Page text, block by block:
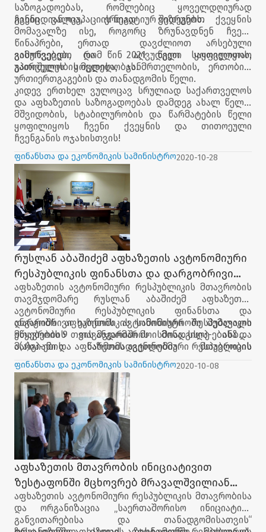
საზოგადოებას, რომლებიც ყოველდღიურად
განიცდიან ოკუპაციის ნეგატიურ შედეგებს.
ჩვენი ვალია, ერთად ვიზრუნოთ ქვეყნის
მომავალზე ისე, როგორც ზრუნავდნენ ჩვენი
წინაპრები, ერთად დავძლიოთ არსებული
გამოწვევები და წინ აღვუდგეთ საყოველთაო
გათიშულობის მცდელობას.
ვისურვებდი, რომ 2021 წელი ყოფილიყოს,
უპირველეს ყოვლისა, ჯანმრთელობის, ერთობის,
ურთიერთგაგების და თანადგომის წელი.
კიდევ ერთხელ ვულოცავ სრულიად საქართველოს
და აფხაზეთის საზოგადოებას დამდეგ ახალ წელს.
მშვიდობის, სტაბილურობის და წარმატების წელი
ყოფილიყოს ჩვენი ქვეყნის და თითოეული
ჩვენგანის ოჯახისთვის!
ფინანსთა და ეკონომიკის სამინისტრო2020-10-28
რუსლან აბაშიძემ აფხაზეთის ავტონომიური
რესპუბლიკის ფინანსთა და დარგობრივი
ეკონომიკის სამინისტროში შემავალი
უწყებების 9 თვის ანგარიში მოისმინა
აფხაზეთის ავტონომიური რესპუბლიკის მთავრობის
თავმჯდომარე რუსლან აბაშიძემ აფხაზეთის
ავტონომიური რესპუბლიკის ფინანსთა და
დარგობრივი ეკონომიკის სამინისტროში შემავალი
უწყებების 9 თვის ანგარიში მოისმინა. სსიპ-ებისა და
ა(ა)იპ-ების წარმომადგენლებმა მთავრობის
თავმჯდომარესა და მთავრობის წევრებს მათ მიერ
მიმდინარე წლის იანვარ-სექტემბერში გაწეული
საქმიანობის შედეგები წარუდგინეს.
ანგარიშს აფხაზეთის ავტონომიური რესპუბლიკის
მთავრობის თავმჯდომარის მოადგილე ანზორ
მარგიანი და აფხაზეთის ავტონომიური რესპუბლიკის
მთავრობის წევრები ესწრებოდნენ
ფინანსთა და ეკონომიკის სამინისტრო2020-10-08
აფხაზეთის მთავრობის ინიციატივით
ზესტაფონში მცხოვრებ მრავალშვილიან
ოჯახს დახმარება გაეწია
აფხაზეთის ავტონომიური რესპუბლიკის მთავრობისა
და ორგანიზაცია „საერთაშორისო ინიციატივა
განვითარებისა და თანადგომისათვის“